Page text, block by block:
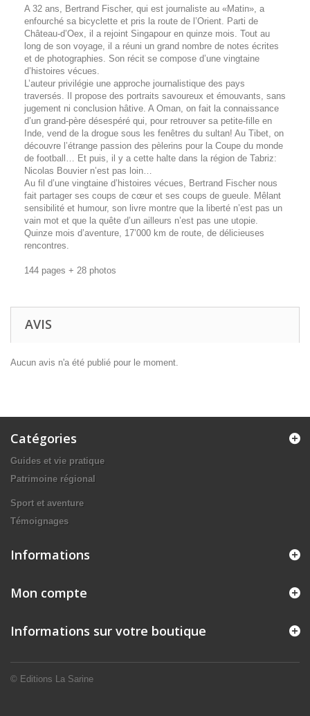
A 32 ans, Bertrand Fischer, qui est journaliste au «Matin», a
enfourché sa bicyclette et pris la route de l’Orient. Parti de
Château-d’Oex, il a rejoint Singapour en quinze mois. Tout au
long de son voyage, il a réuni un grand nombre de notes écrites
et de photographies. Son récit se compose d’une vingtaine
d’histoires vécues.
L’auteur privilégie une approche journalistique des pays
traversés. Il propose des portraits savoureux et émouvants, sans
jugement ni conclusion hâtive. A Oman, on fait la connaissance
d’un grand-père désespéré qui, pour retrouver sa petite-fille en
Inde, vend de la drogue sous les fenêtres du sultan! Au Tibet, on
découvre l’étrange passion des pèlerins pour la Coupe du monde
de football… Et puis, il y a cette halte dans la région de Tabriz:
Nicolas Bouvier n’est pas loin…
Au fil d’une vingtaine d’histoires vécues, Bertrand Fischer nous
fait partager ses coups de cœur et ses coups de gueule. Mêlant
sensibilité et humour, son livre montre que la liberté n’est pas un
vain mot et que la quête d’un ailleurs n’est pas une utopie.
Quinze mois d’aventure, 17’000 km de route, de délicieuses
rencontres.
144 pages + 28 photos
AVIS
Aucun avis n'a été publié pour le moment.
Catégories
Guides et vie pratique
Patrimoine régional
Sport et aventure
Témoignages
Informations
© Editions La Sarine
Mon compte
Informations sur votre boutique